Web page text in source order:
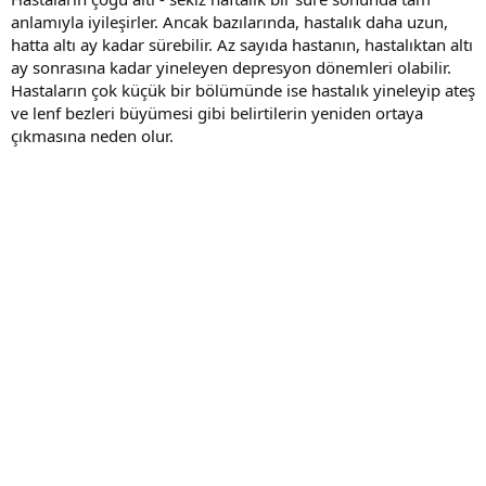
anlamıyla iyileşirler. Ancak bazılarında, hastalık daha uzun,
hatta altı ay kadar sürebilir. Az sayıda hastanın, hastalıktan altı
ay sonrasına kadar yineleyen depresyon dönemleri olabilir.
Hastaların çok küçük bir bölümünde ise hastalık yineleyip ateş
ve lenf bezleri büyümesi gibi belirtilerin yeniden ortaya
çıkmasına neden olur.